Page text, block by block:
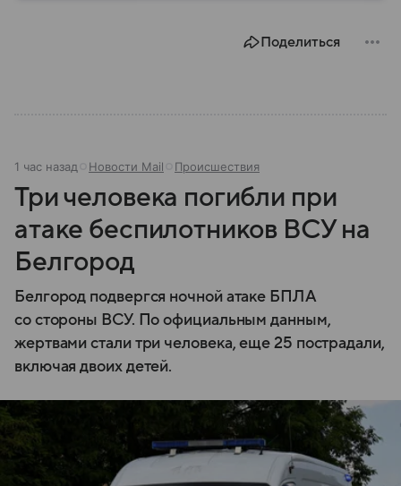
Поделиться
1 час назад Новости Mail Происшествия
Три человека погибли при
атаке беспилотников ВСУ на
Белгород
Белгород подвергся ночной атаке БПЛА
со стороны ВСУ. По официальным данным,
жертвами стали три человека, еще 25 пострадали,
включая двоих детей.